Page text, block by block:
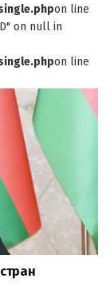
on line
on null in
on line